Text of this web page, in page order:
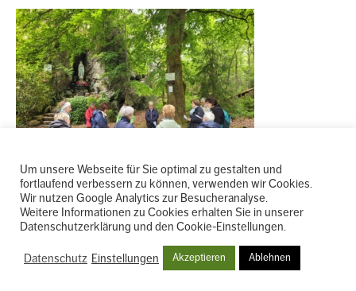
WEITERE
INFOS
|BARRIEREFREIHEIT|BESCHWERDE|NEWSLETTER
Um unsere Webseite für Sie optimal zu gestalten und
fortlaufend verbessern zu können, verwenden wir Cookies.
Wir nutzen Google Analytics zur Besucheranalyse.
Weitere Informationen zu Cookies erhalten Sie in unserer
Datenschutzerklärung und den Cookie-Einstellungen.
Datenschutz Einstellungen Akzeptieren Ablehnen